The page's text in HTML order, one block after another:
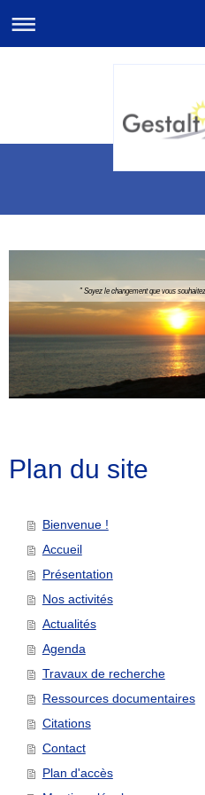
" Soyez le changement que vous
Plan du site
Bienvenue !
Accueil
Présentation
Nos activités
Actualités
Agenda
Travaux de recherche
Ressources documentaires
Citations
Contact
Plan d'accès